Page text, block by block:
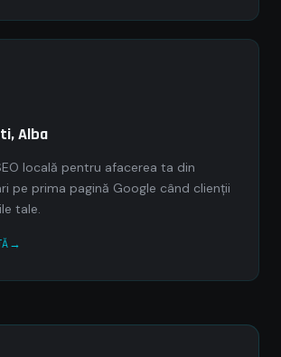
Alba
locală pentru afacerea ta din
pe prima pagină Google când clienții
tale.